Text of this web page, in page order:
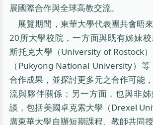
展國際合作與全球高教交流。
展覽期間，東華大學代表團共會晤
20所大學校院，一方面與既有姊妹
斯托克大學（University of Rostock
（Pukyong National University）
合作成果，並探討更多元之合作可能
流與夥伴關係；另一方面，也與非
談，包括美國卓克索大學（Drexel
廣東華大學自辦短期課程、教師共同